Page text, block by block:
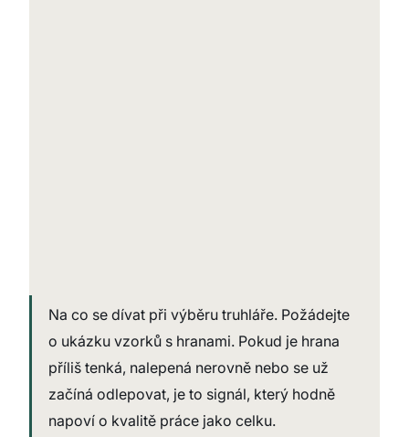
Na co se dívat při výběru truhláře. Požádejte
o ukázku vzorků s hranami. Pokud je hrana
příliš tenká, nalepená nerovně nebo se už
začíná odlepovat, je to signál, který hodně
napoví o kvalitě práce jako celku.